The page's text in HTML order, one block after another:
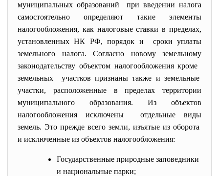
муниципальных образований при введении налога
самостоятельно определяют такие элементы
налогообложения, как налоговые ставки в пределах,
установленных НК РФ, порядок и сроки уплаты
земельного налога. Согласно новому земельному
законодательству объектом налогообложения кроме
земельных участков признаны также и земельные
участки, расположенные в пределах территории
муниципального образования. Из объектов
налогообложения исключены отдельные виды
земель. Это прежде всего земли, изъятые из оборота
и исключенные из объектов налогообложения:
Государственные природные заповедники
и национальные парки;